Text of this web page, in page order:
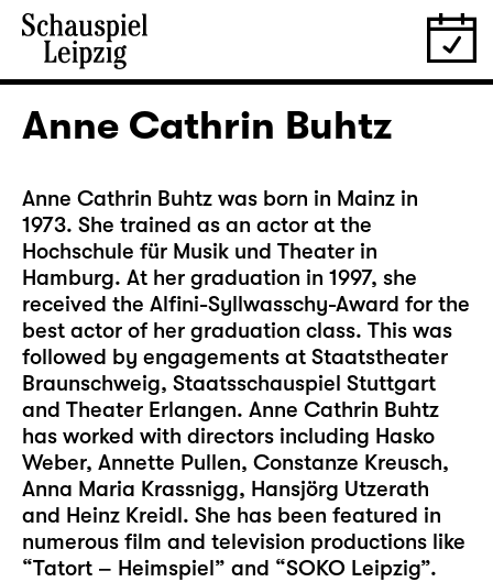
Anne Cathrin Buhtz
Anne Cathrin Buhtz was born in Mainz in
1973. She trained as an actor at the
Hochschule für Musik und Theater in
Hamburg. At her graduation in 1997, she
received the Alfini-Syllwasschy-Award for the
best actor of her graduation class. This was
followed by engagements at Staatstheater
Braunschweig, Staatsschauspiel Stuttgart
and Theater Erlangen. Anne Cathrin Buhtz
has worked with directors including Hasko
Weber, Annette Pullen, Constanze Kreusch,
Anna Maria Krassnigg, Hansjörg Utzerath
and Heinz Kreidl. She has been featured in
numerous film and television productions like
“Tatort – Heimspiel” and “SOKO Leipzig”.